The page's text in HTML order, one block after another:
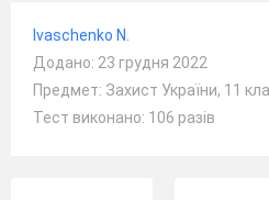
Ivaschenko N.
Додано: 23 грудня 2022
Предмет: Захист України, 11
Тест виконано: 106 разів